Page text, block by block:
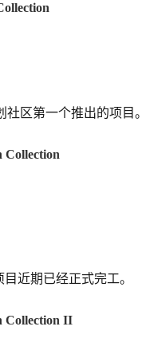
社区第一个推出的项目。
Collection
近期已经正式完工。
Collection II